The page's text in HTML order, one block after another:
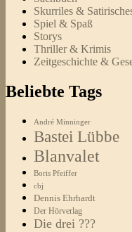
Skurriles &
Spiel & Spaß
Storys
Thriller & Krimis
Zeitgeschichte &
Beliebte Tags
André Minninger
Bastei Lübbe
Blanvalet
Boris Pfeiffer
cbj
Dennis Ehrhardt
Der Hörverlag
Die drei ???